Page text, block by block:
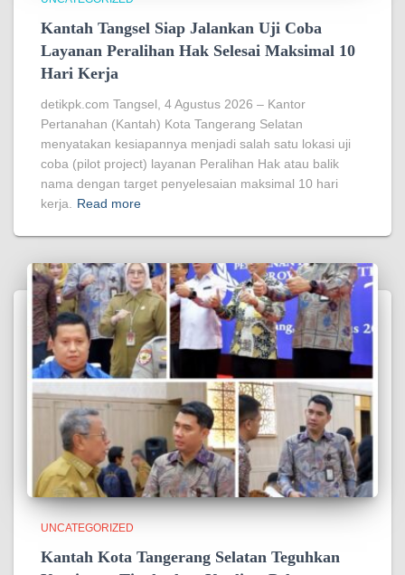
Kantah Tangsel Siap Jalankan Uji Coba
Layanan Peralihan Hak Selesai Maksimal 10
Hari Kerja
detikpk.com Tangsel, 4 Agustus 2026 – Kantor
Pertanahan (Kantah) Kota Tangerang Selatan
menyatakan kesiapannya menjadi salah satu lokasi uji
coba (pilot project) layanan Peralihan Hak atau balik
nama dengan target penyelesaian maksimal 10 hari
kerja. Read more
UNCATEGORIZED
Kantah Kota Tangerang Selatan Teguhkan